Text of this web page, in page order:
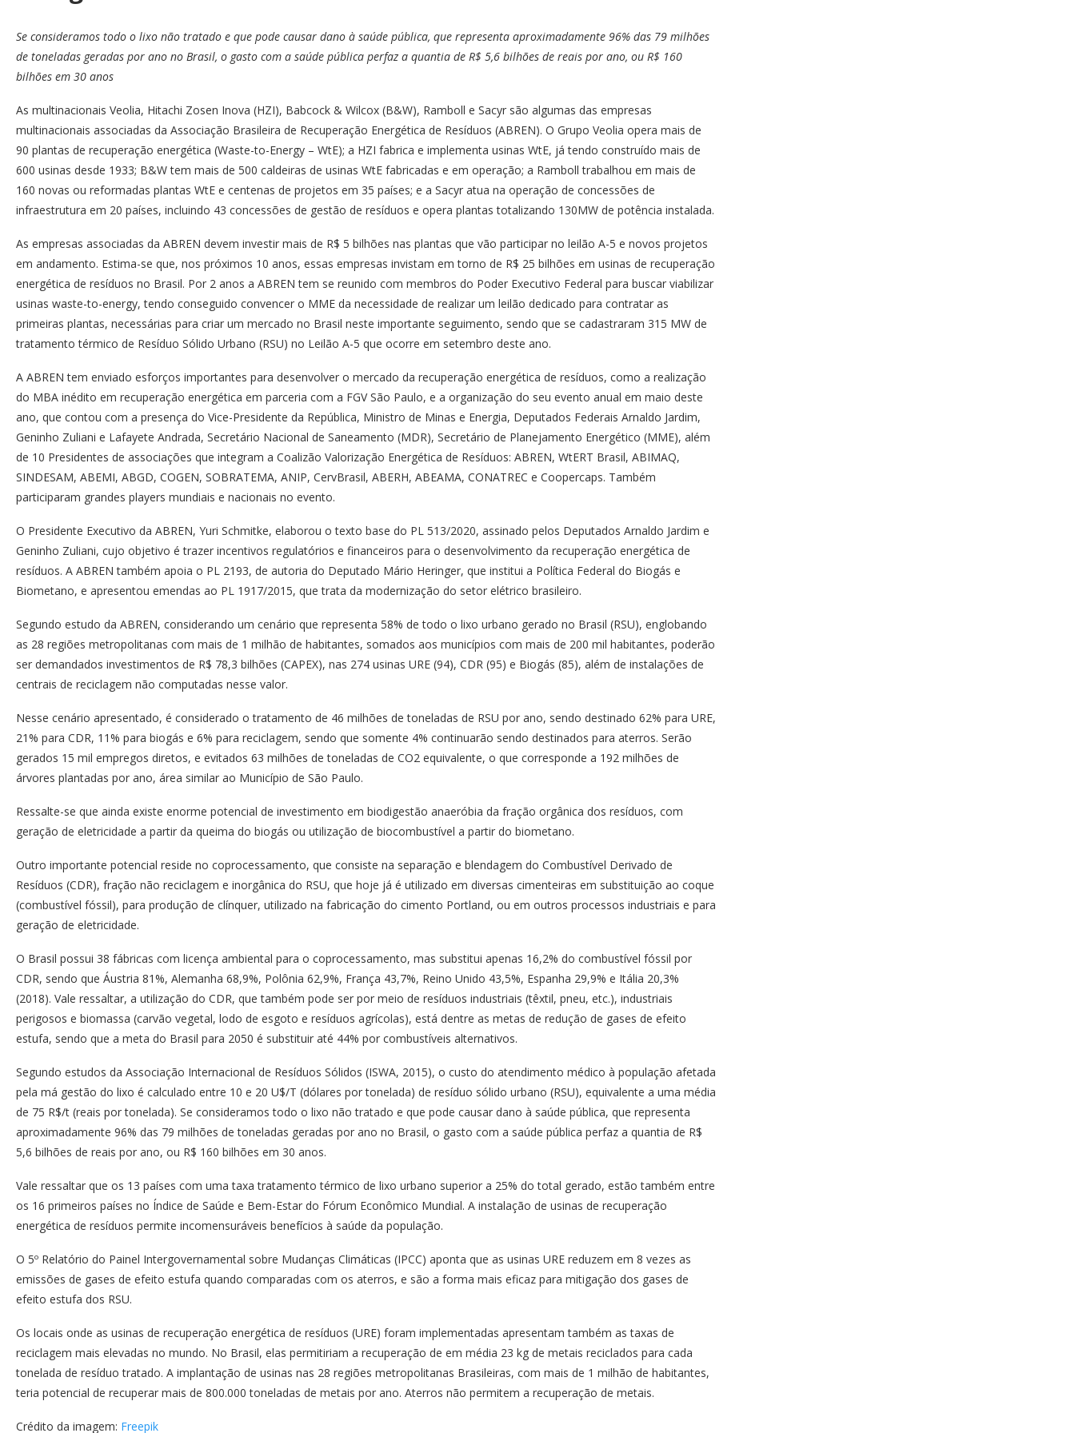
Se consideramos todo o lixo não tratado e que pode causar dano à saúde pública, que representa aproximadamente 96% das 79 milhões
de toneladas geradas por ano no Brasil, o gasto com a saúde pública perfaz a quantia de R$ 5,6 bilhões de reais por ano, ou R$ 160
bilhões em 30 anos
As multinacionais Veolia, Hitachi Zosen Inova (HZI), Babcock & Wilcox (B&W), Ramboll e Sacyr são algumas das empresas
multinacionais associadas da Associação Brasileira de Recuperação Energética de Resíduos (ABREN). O Grupo Veolia opera mais de
90 plantas de recuperação energética (Waste-to-Energy – WtE); a HZI fabrica e implementa usinas WtE, já tendo construído mais de
600 usinas desde 1933; B&W tem mais de 500 caldeiras de usinas WtE fabricadas e em operação; a Ramboll trabalhou em mais de
160 novas ou reformadas plantas WtE e centenas de projetos em 35 países; e a Sacyr atua na operação de concessões de
infraestrutura em 20 países, incluindo 43 concessões de gestão de resíduos e opera plantas totalizando 130MW de potência instalada.
As empresas associadas da ABREN devem investir mais de R$ 5 bilhões nas plantas que vão participar no leilão A-5 e novos projetos
em andamento. Estima-se que, nos próximos 10 anos, essas empresas invistam em torno de R$ 25 bilhões em usinas de recuperação
energética de resíduos no Brasil. Por 2 anos a ABREN tem se reunido com membros do Poder Executivo Federal para buscar viabilizar
usinas waste-to-energy, tendo conseguido convencer o MME da necessidade de realizar um leilão dedicado para contratar as
primeiras plantas, necessárias para criar um mercado no Brasil neste importante seguimento, sendo que se cadastraram 315 MW de
tratamento térmico de Resíduo Sólido Urbano (RSU) no Leilão A-5 que ocorre em setembro deste ano.
A ABREN tem enviado esforços importantes para desenvolver o mercado da recuperação energética de resíduos, como a realização
do MBA inédito em recuperação energética em parceria com a FGV São Paulo, e a organização do seu evento anual em maio deste
ano, que contou com a presença do Vice-Presidente da República, Ministro de Minas e Energia, Deputados Federais Arnaldo Jardim,
Geninho Zuliani e Lafayete Andrada, Secretário Nacional de Saneamento (MDR), Secretário de Planejamento Energético (MME), além
de 10 Presidentes de associações que integram a Coalizão Valorização Energética de Resíduos: ABREN, WtERT Brasil, ABIMAQ,
SINDESAM, ABEMI, ABGD, COGEN, SOBRATEMA, ANIP, CervBrasil, ABERH, ABEAMA, CONATREC e Coopercaps. Também
participaram grandes players mundiais e nacionais no evento.
O Presidente Executivo da ABREN, Yuri Schmitke, elaborou o texto base do PL 513/2020, assinado pelos Deputados Arnaldo Jardim e
Geninho Zuliani, cujo objetivo é trazer incentivos regulatórios e financeiros para o desenvolvimento da recuperação energética de
resíduos. A ABREN também apoia o PL 2193, de autoria do Deputado Mário Heringer, que institui a Política Federal do Biogás e
Biometano, e apresentou emendas ao PL 1917/2015, que trata da modernização do setor elétrico brasileiro.
Segundo estudo da ABREN, considerando um cenário que representa 58% de todo o lixo urbano gerado no Brasil (RSU), englobando
as 28 regiões metropolitanas com mais de 1 milhão de habitantes, somados aos municípios com mais de 200 mil habitantes, poderão
ser demandados investimentos de R$ 78,3 bilhões (CAPEX), nas 274 usinas URE (94), CDR (95) e Biogás (85), além de instalações de
centrais de reciclagem não computadas nesse valor.
Nesse cenário apresentado, é considerado o tratamento de 46 milhões de toneladas de RSU por ano, sendo destinado 62% para URE,
21% para CDR, 11% para biogás e 6% para reciclagem, sendo que somente 4% continuarão sendo destinados para aterros. Serão
gerados 15 mil empregos diretos, e evitados 63 milhões de toneladas de CO2 equivalente, o que corresponde a 192 milhões de
árvores plantadas por ano, área similar ao Município de São Paulo.
Ressalte-se que ainda existe enorme potencial de investimento em biodigestão anaeróbia da fração orgânica dos resíduos, com
geração de eletricidade a partir da queima do biogás ou utilização de biocombustível a partir do biometano.
Outro importante potencial reside no coprocessamento, que consiste na separação e blendagem do Combustível Derivado de
Resíduos (CDR), fração não reciclagem e inorgânica do RSU, que hoje já é utilizado em diversas cimenteiras em substituição ao coque
(combustível fóssil), para produção de clínquer, utilizado na fabricação do cimento Portland, ou em outros processos industriais e para
geração de eletricidade.
O Brasil possui 38 fábricas com licença ambiental para o coprocessamento, mas substitui apenas 16,2% do combustível fóssil por
CDR, sendo que Áustria 81%, Alemanha 68,9%, Polônia 62,9%, França 43,7%, Reino Unido 43,5%, Espanha 29,9% e Itália 20,3%
(2018). Vale ressaltar, a utilização do CDR, que também pode ser por meio de resíduos industriais (têxtil, pneu, etc.), industriais
perigosos e biomassa (carvão vegetal, lodo de esgoto e resíduos agrícolas), está dentre as metas de redução de gases de efeito
estufa, sendo que a meta do Brasil para 2050 é substituir até 44% por combustíveis alternativos.
Segundo estudos da Associação Internacional de Resíduos Sólidos (ISWA, 2015), o custo do atendimento médico à população afetada
pela má gestão do lixo é calculado entre 10 e 20 U$/T (dólares por tonelada) de resíduo sólido urbano (RSU), equivalente a uma média
de 75 R$/t (reais por tonelada). Se consideramos todo o lixo não tratado e que pode causar dano à saúde pública, que representa
aproximadamente 96% das 79 milhões de toneladas geradas por ano no Brasil, o gasto com a saúde pública perfaz a quantia de R$
5,6 bilhões de reais por ano, ou R$ 160 bilhões em 30 anos.
Vale ressaltar que os 13 países com uma taxa tratamento térmico de lixo urbano superior a 25% do total gerado, estão também entre
os 16 primeiros países no Índice de Saúde e Bem-Estar do Fórum Econômico Mundial. A instalação de usinas de recuperação
energética de resíduos permite incomensuráveis benefícios à saúde da população.
O 5º Relatório do Painel Intergovernamental sobre Mudanças Climáticas (IPCC) aponta que as usinas URE reduzem em 8 vezes as
emissões de gases de efeito estufa quando comparadas com os aterros, e são a forma mais eficaz para mitigação dos gases de
efeito estufa dos RSU.
Os locais onde as usinas de recuperação energética de resíduos (URE) foram implementadas apresentam também as taxas de
reciclagem mais elevadas no mundo. No Brasil, elas permitiriam a recuperação de em média 23 kg de metais reciclados para cada
tonelada de resíduo tratado. A implantação de usinas nas 28 regiões metropolitanas Brasileiras, com mais de 1 milhão de habitantes,
teria potencial de recuperar mais de 800.000 toneladas de metais por ano. Aterros não permitem a recuperação de metais.
Crédito da imagem: Freepik